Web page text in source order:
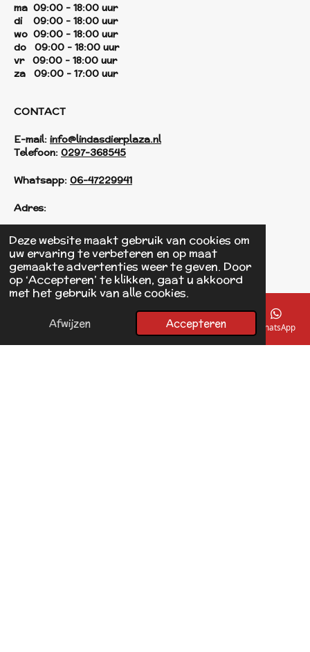
Deze website maakt gebruik van cookies om
uw ervaring te verbeteren en op maat
gemaakte advertenties weer te geven. Door
op ‘Accepteren’ te klikken, gaat u akkoord
met het gebruik van alle cookies.
Afwijzen Accepteren
ma 09:00 - 18:00 uur
di 09:00 - 18:00 uur
wo 09:00 - 18:00 uur
do 09:00 - 18:00 uur
vr 09:00 - 18:00 uur
za 09:00 - 17:00 uur
CONTACT
E-mail: info@lindasdierplaza.nl
Telefoon: 0297-368545
Whatsapp: 06-47229941
Adres:
Einsteinstraat 125
1433 KH Kudelstaart
F
a
o
© 2017 - 2026 Linda's Dierplaza
E-mailadres Telefoonnummer Kaart Facebook WhatsApp